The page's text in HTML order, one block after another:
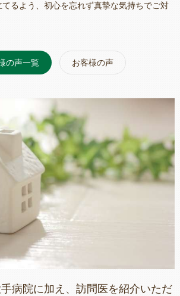
るよう、初心を忘れず真摯な気持ちでご対
の声一覧 お客様の声
病院に加え、訪問医を紹介いただ